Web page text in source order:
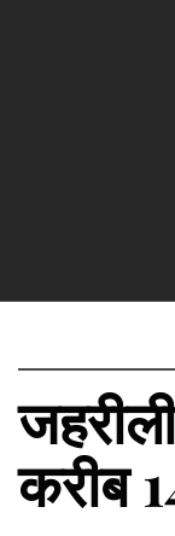
करीब